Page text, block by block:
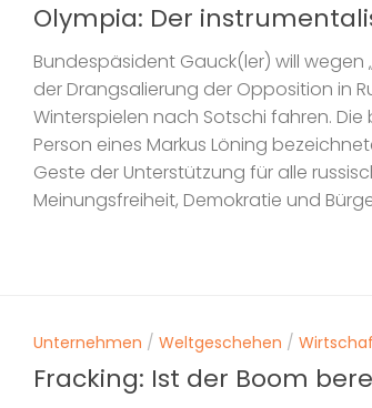
Olympia: Der
Bundespäsident Gauck(ler) will
der Drangsalierung der Opposition in
Winterspielen nach Sotschi fahren.
Person eines Markus Löning
Geste der Unterstützung für alle
Meinungsfreiheit, Demokratie und
Unternehmen / Weltgeschehen /
Fracking: Ist der Boom